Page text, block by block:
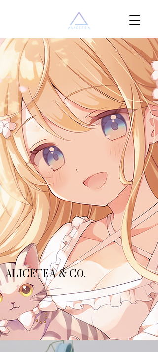
ALICETEA & CO.